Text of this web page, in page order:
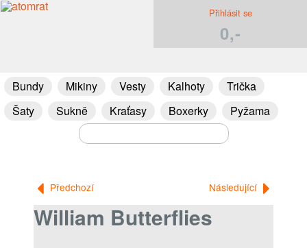
Přihlásit se
0,-
Bundy Mikiny Vesty Kalhoty
Trička
Šaty
Sukně Kraťasy Boxerky Pyžama
Předchozí Následující
William Butterflies